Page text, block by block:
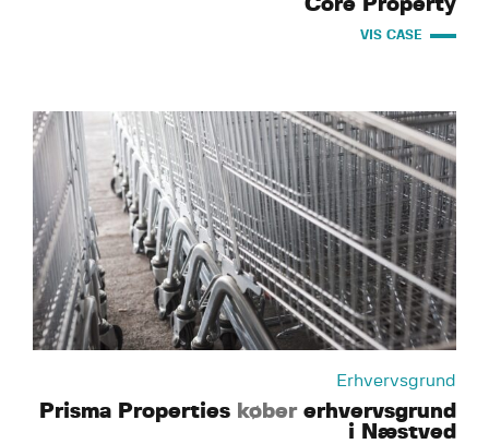
Core Property
VIS CASE
Erhvervsgrund
Prisma Properties købererhvervsgrund
i Næstved